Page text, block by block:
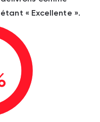
étant « Excellente ».